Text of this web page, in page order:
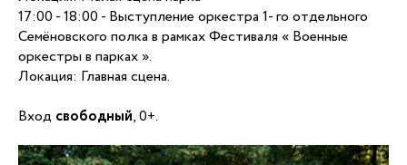
17:00 - 18:00 - Выступление оркестра 1- го отдельного
Семёновского полка в рамках Фестиваля « Военные
оркестры в парках ».
Локация: Главная сцена.
Вход свободный, 0+.